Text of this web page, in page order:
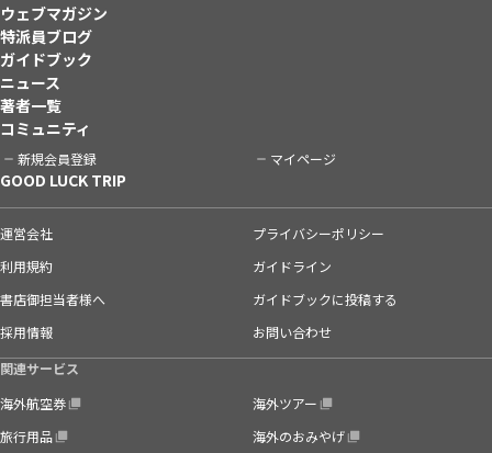
ウェブマガジン
特派員ブログ
ガイドブック
ニュース
著者一覧
コミュニティ
新規会員登録 マイページ
GOOD LUCK TRIP
運営会社
プライバシーポリシー
利用規約
ガイドライン
書店御担当者様へ
ガイドブックに投稿する
採用情報
お問い合わせ
関連サービス
海外航空券
海外ツアー
旅行用品
海外のおみやげ